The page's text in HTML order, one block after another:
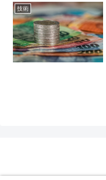
技術